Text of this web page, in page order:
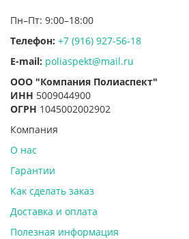
Пн–Пт: 9:00–18:00
Телефон: +7 (916) 927-56-18
E-mail: poliaspekt@mail.ru
ООО "Компания Полиаспект"
ИНН 5009044900
ОГРН 1045002002902
Компания
О нас
Гарантии
Как сделать заказ
Доставка и оплата
Полезная информация